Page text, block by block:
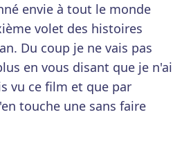
envie à tout le monde
volet des histoires
Du coup je ne vais pas
en vous disant que je n'ai
vu ce film et que par
touche une sans faire